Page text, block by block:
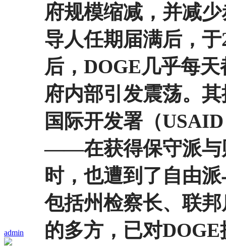
admin
府规模缩减，并减
导人任期届满后，
后，DOGE几乎每
府内部引发震荡。
国际开发署（
——在获得保守派与
时，也遭到了自由
包括州检察长、联
的多方，已对